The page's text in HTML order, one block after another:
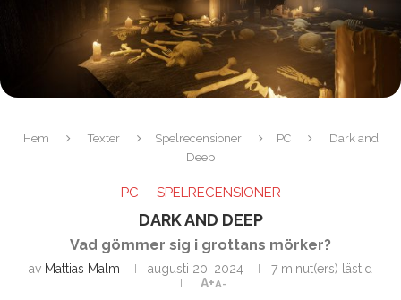
Hem Texter Spelrecensioner PC
Dark and
Deep
PC SPELRECENSIONER
DARK AND DEEP
Vad gömmer sig i grottans mörker?
av Mattias Malm augusti 20, 2024
7 minut(ers) lästid
A+A-